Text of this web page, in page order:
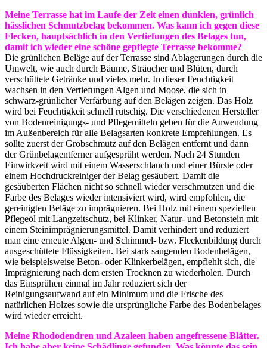
Meine Terrasse hat im Laufe der Zeit einen dunklen, grünlich
hässlichen Schmutzbelag bekommen. Was kann ich gegen diese
Flecken, hauptsächlich in den Vertiefungen des Belages tun,
damit ich wieder eine schöne gepflegte Terrasse bekomme?
Die grünlichen Beläge auf der Terrasse sind Ablagerungen durch die
Umwelt, wie auch durch Bäume, Sträucher und Blüten, durch
verschüttete Getränke und vieles mehr. In dieser Feuchtigkeit
wachsen in den Vertiefungen Algen und Moose, die sich in
schwarz-grünlicher Verfärbung auf den Belägen zeigen. Das Holz
wird bei Feuchtigkeit schnell rutschig. Die verschiedenen Hersteller
von Bodenreinigungs- und Pflegemitteln geben für die Anwendung
im Außenbereich für alle Belagsarten konkrete Empfehlungen. Es
sollte zuerst der Grobschmutz auf den Belägen entfernt und dann
der Grünbelagentferner aufgesprüht werden. Nach 24 Stunden
Einwirkzeit wird mit einem Wasserschlauch und einer Bürste oder
einem Hochdruckreiniger der Belag gesäubert. Damit die
gesäuberten Flächen nicht so schnell wieder verschmutzen und die
Farbe des Belages wieder intensiviert wird, wird empfohlen, die
gereinigten Beläge zu imprägnieren. Bei Holz mit einem speziellen
Pflegeöl mit Langzeitschutz, bei Klinker, Natur- und Betonstein mit
einem Steinimprägnierungsmittel. Damit verhindert und reduziert
man eine erneute Algen- und Schimmel- bzw. Fleckenbildung durch
ausgeschüttete Flüssigkeiten. Bei stark saugenden Bodenbelägen,
wie beispielsweise Beton- oder Klinkerbelägen, empfiehlt sich, die
Imprägnierung nach dem ersten Trocknen zu wiederholen. Durch
das Einsprühen einmal im Jahr reduziert sich der
Reinigungsaufwand auf ein Minimum und die Frische des
natürlichen Holzes sowie die ursprüngliche Farbe des Bodenbelages
wird wieder erreicht.
Meine Rhododendren und Azaleen haben angefressene Blätter.